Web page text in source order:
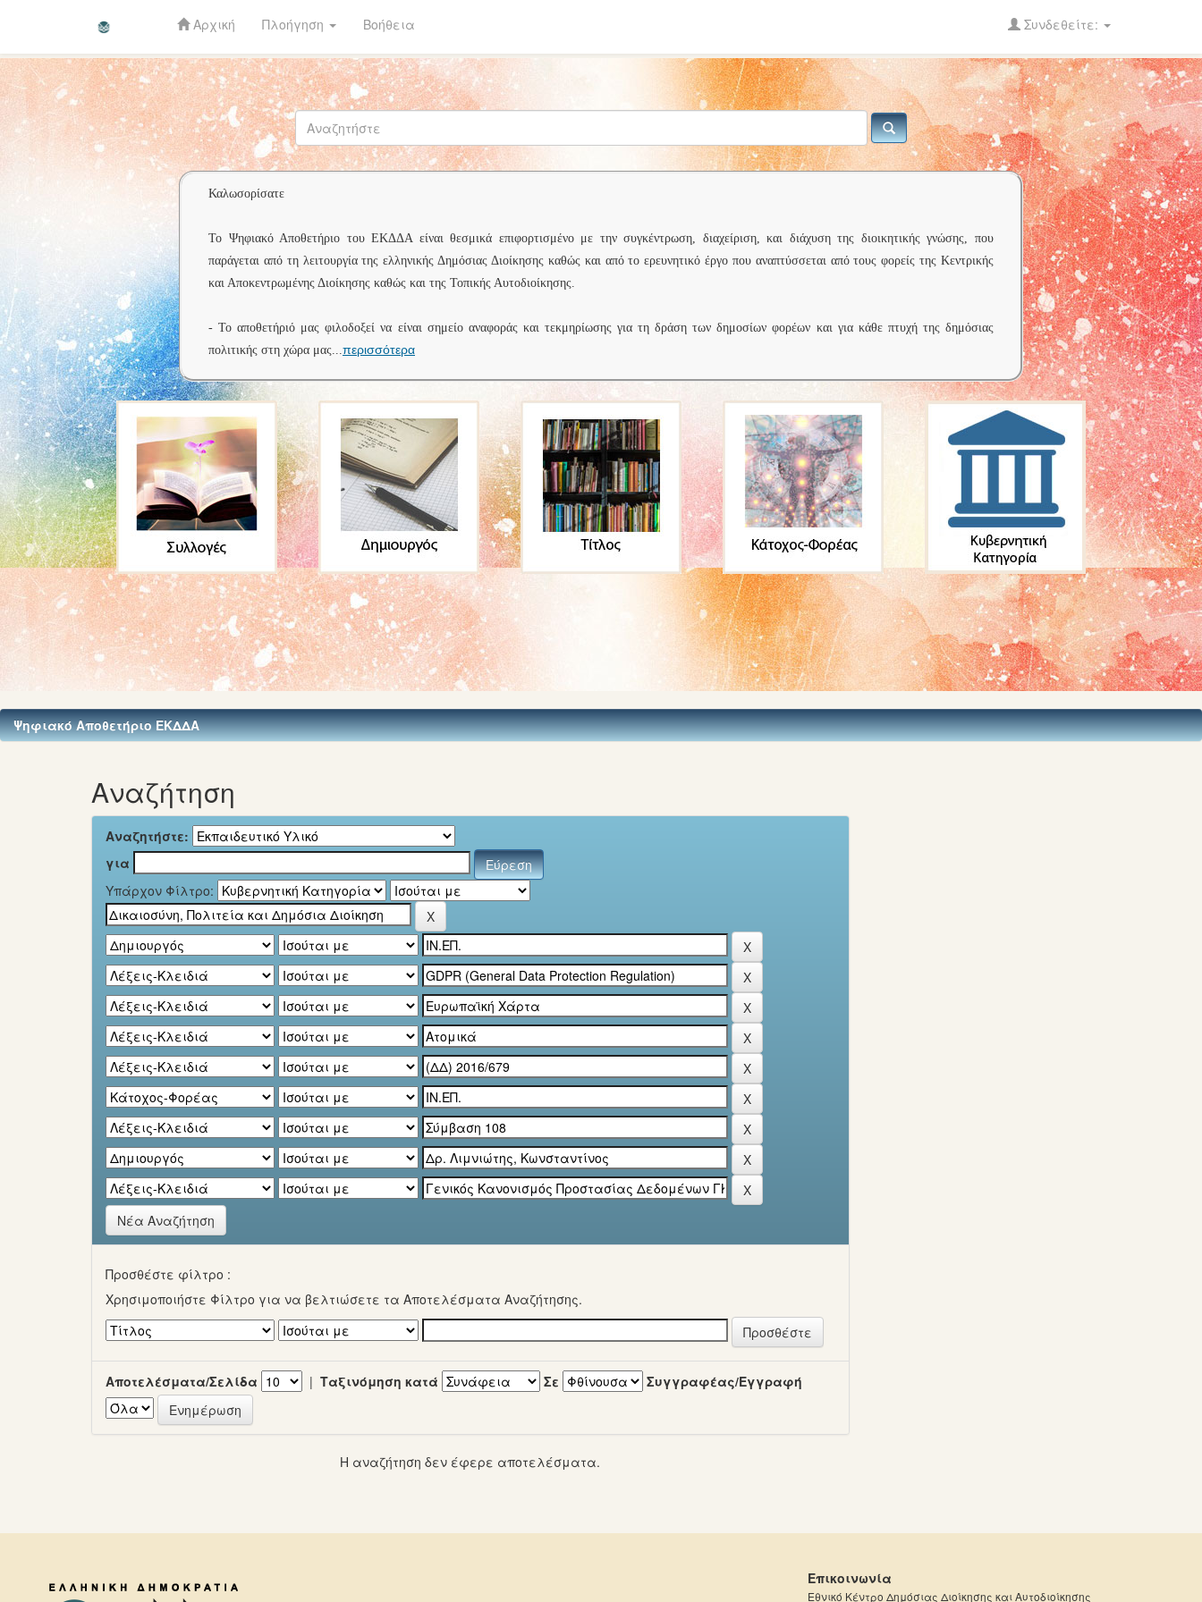
Skip
navigation
Αρχική Πλοήγηση Βοήθεια Συνδεθείτε:
Καλωσορίσατε
Το Ψηφιακό Αποθετήριο του ΕΚΔΔΑ είναι θεσμικά επιφορτισμένο με την συγκέντρωση, διαχείριση, και διάχυση της διοικητικής γνώσης, που
παράγεται από τη λειτουργία της ελληνικής Δημόσιας Διοίκησης καθώς και από το ερευνητικό έργο που αναπτύσσεται από τους φορείς της Κεντρικής
και Αποκεντρωμένης Διοίκησης καθώς και της Τοπικής Αυτοδιοίκησης.
- Το αποθετήριό μας φιλοδοξεί να είναι σημείο αναφοράς και τεκμηρίωσης για τη δράση των δημοσίων φορέων και για κάθε πτυχή της δημόσιας
πολιτικής στη χώρα μας...περισσότερα
Ψηφιακό Αποθετήριο ΕΚΔΔΑ
Αναζήτηση
Αναζητήστε:
για
Υπάρχον Φίλτρο:
Νέα Αναζήτηση
Προσθέστε φίλτρο :
Χρησιμοποιήστε Φίλτρο για να βελτιώσετε τα Αποτελέσματα Αναζήτησης.
Αποτελέσματα/Σελίδα | Ταξινόμηση κατά Σε Συγγραφέας/Εγγραφή
Η αναζήτηση δεν έφερε αποτελέσματα.
Επικοινωνία
Εθνικό Κέντρο Δημόσιας Διοίκησης και Αυτοδιοίκησης